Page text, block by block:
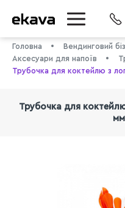
Головна
Вендинговий
Аксесуари для напоїв
Трубочка для коктейлю з
Трубочка для